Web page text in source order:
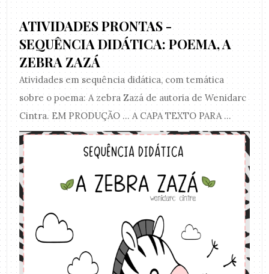
ATIVIDADES PRONTAS -
SEQUÊNCIA DIDÁTICA: POEMA, A
ZEBRA ZAZÁ
Atividades em sequência didática, com temática
sobre o poema: A zebra Zazá de autoria de Wenidarc
Cintra. EM PRODUÇÃO ... A CAPA TEXTO PARA ...